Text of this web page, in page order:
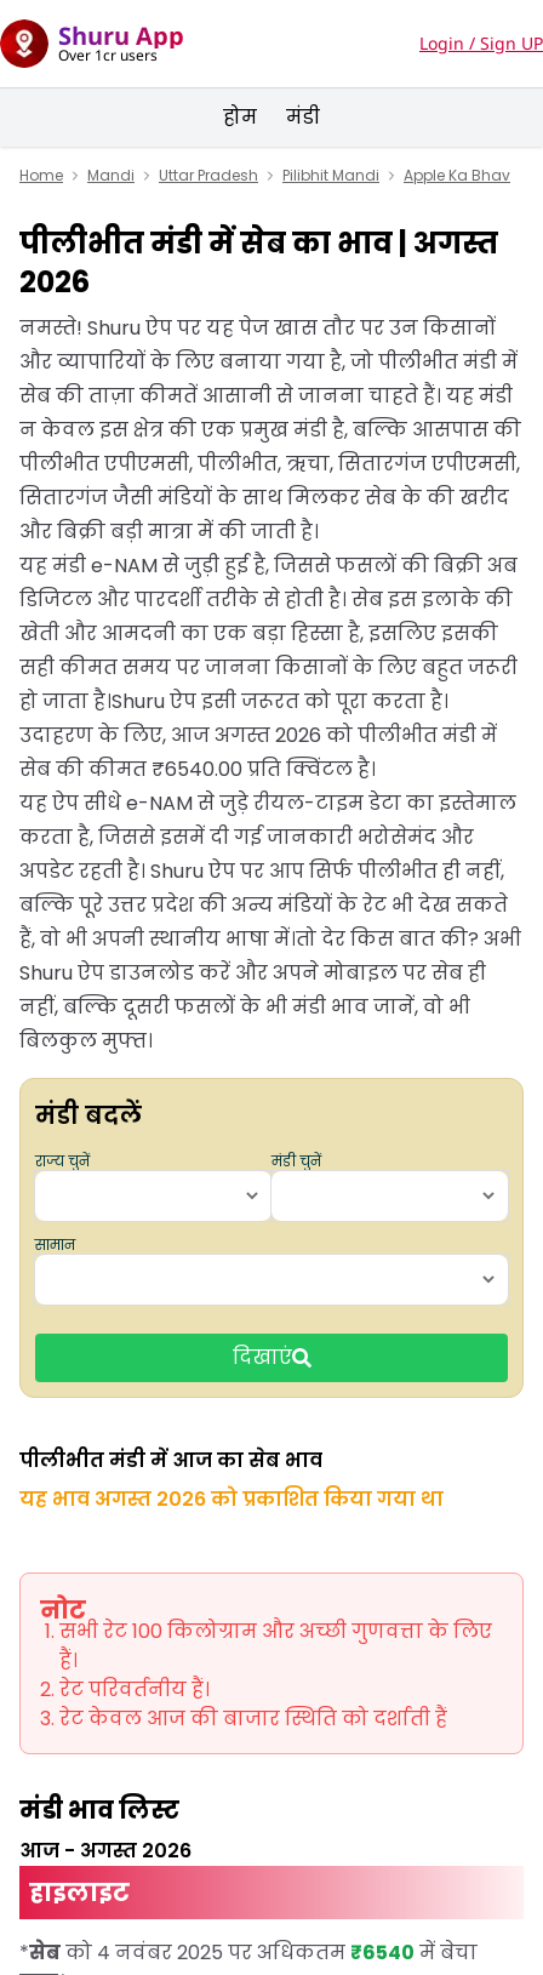
Shuru App
Over 1cr users
Login / Sign UP
होम मंडी
Home Mandi Uttar Pradesh Pilibhit Mandi Apple Ka Bhav
पीलीभीत मंडी में सेब का भाव | अगस्त
2026
नमस्ते! Shuru ऐप पर यह पेज खास तौर पर उन किसानों
और व्यापारियों के लिए बनाया गया है, जो पीलीभीत मंडी में
सेब की ताज़ा कीमतें आसानी से जानना चाहते हैं। यह मंडी
न केवल इस क्षेत्र की एक प्रमुख मंडी है, बल्कि आसपास की
पीलीभीत एपीएमसी, पीलीभीत, ऋचा, सितारगंज एपीएमसी,
सितारगंज जैसी मंडियों के साथ मिलकर सेब के की खरीद
और बिक्री बड़ी मात्रा में की जाती है।
यह मंडी e-NAM से जुड़ी हुई है, जिससे फसलों की बिक्री अब
डिजिटल और पारदर्शी तरीके से होती है। सेब इस इलाके की
खेती और आमदनी का एक बड़ा हिस्सा है, इसलिए इसकी
सही कीमत समय पर जानना किसानों के लिए बहुत जरूरी
हो जाता है।Shuru ऐप इसी जरूरत को पूरा करता है।
उदाहरण के लिए, आज अगस्त 2026 को पीलीभीत मंडी में
सेब की कीमत ₹6540.00 प्रति क्विंटल है।
यह ऐप सीधे e-NAM से जुड़े रीयल-टाइम डेटा का इस्तेमाल
करता है, जिससे इसमें दी गई जानकारी भरोसेमंद और
अपडेट रहती है। Shuru ऐप पर आप सिर्फ पीलीभीत ही नहीं,
बल्कि पूरे उत्तर प्रदेश की अन्य मंडियों के रेट भी देख सकते
हैं, वो भी अपनी स्थानीय भाषा में।तो देर किस बात की? अभी
Shuru ऐप डाउनलोड करें और अपने मोबाइल पर सेब ही
नहीं, बल्कि दूसरी फसलों के भी मंडी भाव जानें, वो भी
बिलकुल मुफ्त।
मंडी बदलें
राज्य चुनें मंडी चुनें
सामान
दिखाएं
पीलीभीत मंडी में आज का सेब भाव
यह भाव अगस्त 2026 को प्रकाशित किया गया था
नोट
सभी रेट 100 किलोग्राम और अच्छी गुणवत्ता के लिए
हैं।
रेट परिवर्तनीय हैं।
रेट केवल आज की बाजार स्थिति को दर्शाती हैं
मंडी भाव लिस्ट
आज - अगस्त 2026
हाइलाइट
*सेबको 4 नवंबर 2025 पर अधिकतम ₹6540 में बेचा